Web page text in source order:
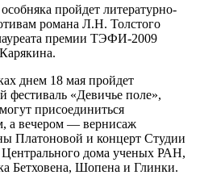
пройдет литературно-
романа Л.Н. Толстого
премии ТЭФИ-2009
днем 18 мая пройдет
«Девичье поле»,
присоединиться
а вечером — вернисаж
Платоновой и концерт Студии
дома ученых РАН,
Бетховена, Шопена и Глинки.